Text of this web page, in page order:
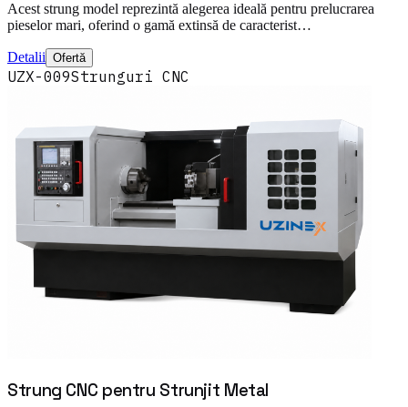
Acest strung model reprezintă alegerea ideală pentru prelucrarea
pieselor mari, oferind o gamă extinsă de caracterist…
Detalii Ofertă
UZX-009Strunguri CNC
Strung CNC pentru Strunjit Metal